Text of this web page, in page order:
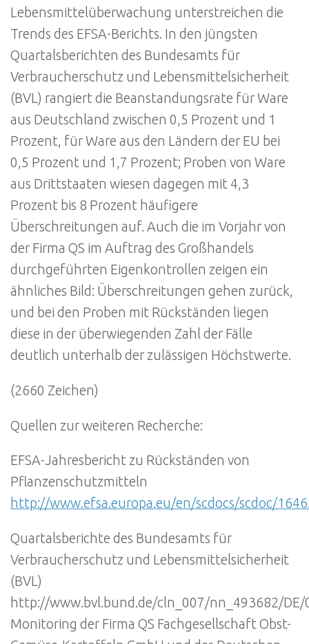
Lebensmittelüberwachung unterstreichen die
Trends des EFSA-Berichts. In den jüngsten
Quartalsberichten des Bundesamts für
Verbraucherschutz und Lebensmittelsicherheit
(BVL) rangiert die Beanstandungsrate für Ware
aus Deutschland zwischen 0,5 Prozent und 1
Prozent, für Ware aus den Ländern der EU bei
0,5 Prozent und 1,7 Prozent; Proben von Ware
aus Drittstaaten wiesen dagegen mit 4,3
Prozent bis 8 Prozent häufigere
Überschreitungen auf. Auch die im Vorjahr von
der Firma QS im Auftrag des Großhandels
durchgeführten Eigenkontrollen zeigen ein
ähnliches Bild: Überschreitungen gehen zurück,
und bei den Proben mit Rückständen liegen
diese in der überwiegenden Zahl der Fälle
deutlich unterhalb der zulässigen Höchstwerte.
(2660 Zeichen)
Quellen zur weiteren Recherche:
EFSA-Jahresbericht zu Rückständen von
Pflanzenschutzmitteln
http://www.efsa.europa.eu/en/scdocs/scdoc/
Quartalsberichte des Bundesamts für
Verbraucherschutz und Lebensmittelsicherheit
(BVL)
http://www.bvl.bund.de/cln_007/nn_493682/DE/
Monitoring der Firma QS Fachgesellschaft Obst-